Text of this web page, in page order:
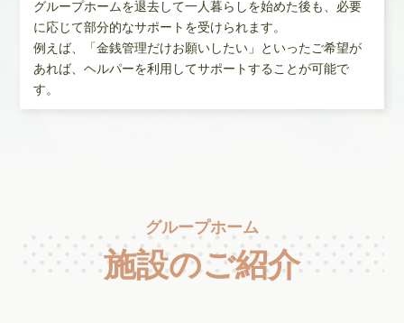
グループホームを退去して一人暮らしを始めた後も、必要
に応じて部分的なサポートを受けられます。
例えば、「金銭管理だけお願いしたい」といったご希望が
あれば、ヘルパーを利用してサポートすることが可能で
す。
グループホーム
施設のご紹介